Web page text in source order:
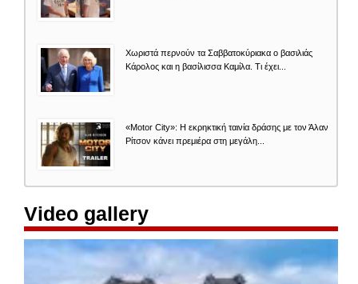
Χωριστά περνούν τα Σαββατοκύριακα ο βασιλιάς
Κάρολος και η βασίλισσα Καμίλα. Τι έχει...
«Motor City»: Η εκρηκτική ταινία δράσης με τον Άλαν
Ρίτσον κάνει πρεμιέρα στη μεγάλη...
Video gallery